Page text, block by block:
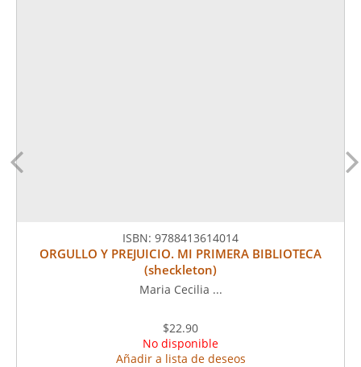
ISBN: 9788413614014
ORGULLO Y PREJUICIO. MI PRIMERA BIBLIOTECA
(sheckleton)
Maria Cecilia ...
$22.90
No disponible
Añadir a lista de deseos